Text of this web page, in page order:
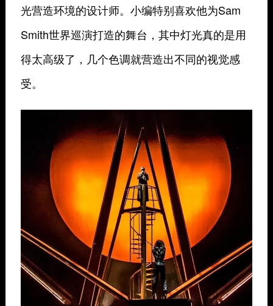
光营造环境的设计师。小编特别喜欢他为Sam
Smith世界巡演打造的舞台，其中灯光真的是用
得太高级了，几个色调就营造出不同的视觉感
受。